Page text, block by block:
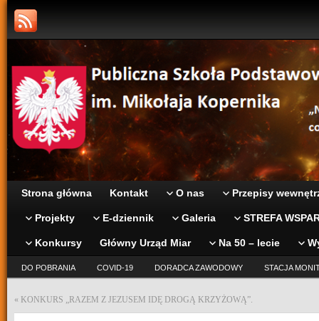
Strona główna Kontakt O nas Przepisy
Projekty E-dziennik Galeria STREFA
Konkursy Główny Urząd Miar Na 50 – lecie
DO POBRANIA COVID-19 DORADCA ZAWODOWY STACJA
« KONKURS „RAZEM Z JEZUSEM IDĘ DROGĄ KRZYŻOWĄ”.